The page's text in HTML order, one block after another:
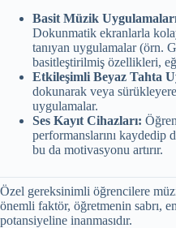
Basit Müzik
Dokunmatik ekranlarla
tanıyan uygulamalar (örn.
basitleştirilmiş özellikleri,
Etkileşimli Beyaz Tahta
dokunarak veya
uygulamalar.
Ses Kayıt Cihazları:
performanslarını kaydedip
bu da motivasyonu artırır.
Özel gereksinimli öğrencilere
önemli faktör, öğretmenin sabrı,
potansiyeline inanmasıdır.